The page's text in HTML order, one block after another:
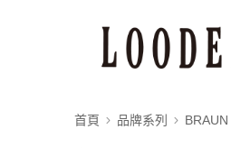
首頁 品牌系列 BRAUN